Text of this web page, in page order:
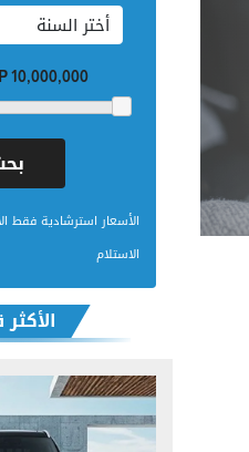
أختر السنة
10,000,000
الأسعار استرشادية فقط
الاستلام